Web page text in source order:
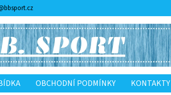
bbsport.cz
OBCHODNÍ PODMÍNKY KONTAKTY